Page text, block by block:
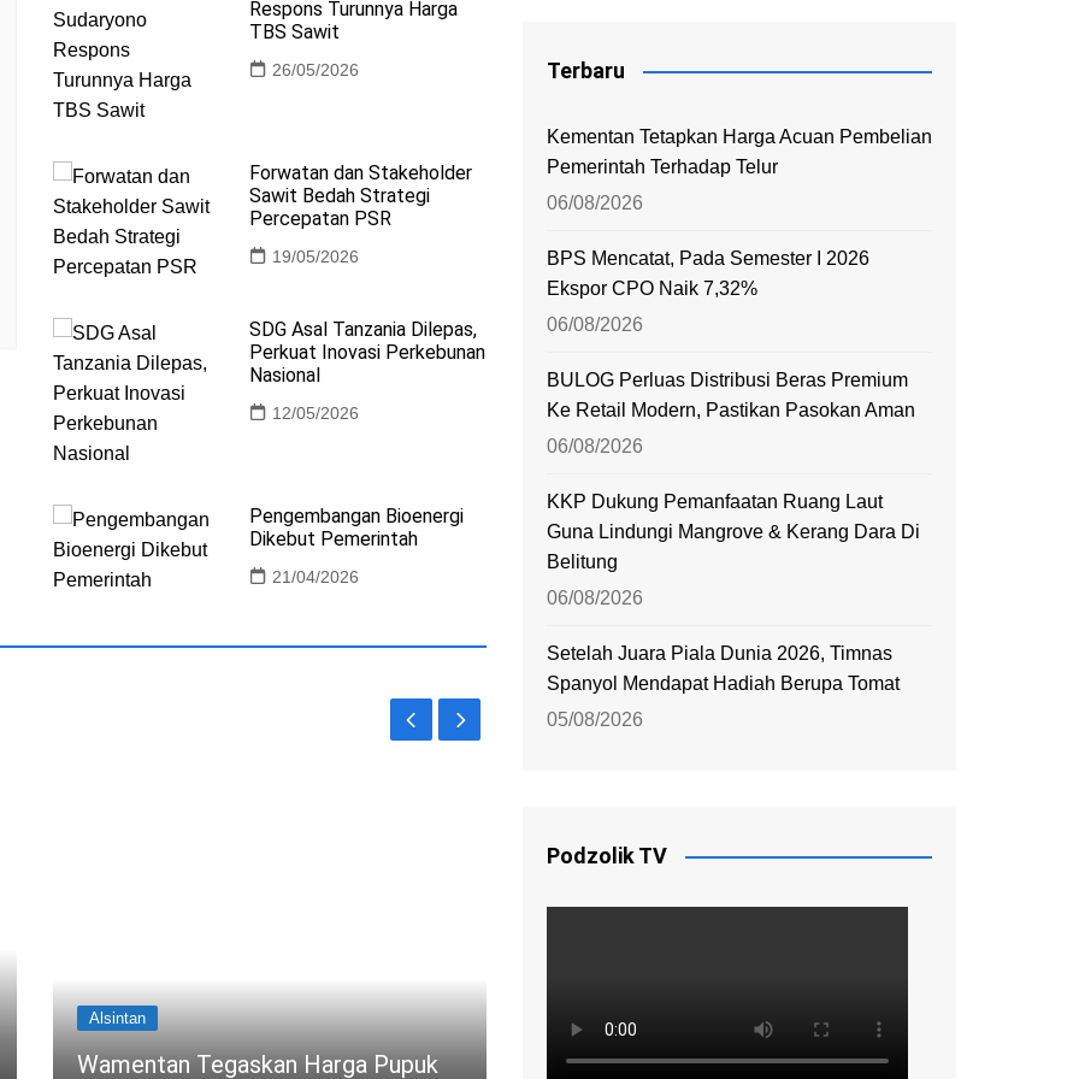
Respons Turunnya Harga
TBS Sawit
26/05/2026
Forwatan dan Stakeholder
Sawit Bedah Strategi
Percepatan PSR
19/05/2026
SDG Asal Tanzania Dilepas,
Perkuat Inovasi Perkebunan
Nasional
12/05/2026
Pengembangan Bioenergi
Dikebut Pemerintah
21/04/2026
Alsintan
Wamentan Tegaskan Harga Pupuk
Stok Pupuk Subsidi Capai 200%,
Pupuk Indonesia Siap Penuhi
Terbaru
Kementan Tetapkan Harga Acuan Pembelian
Pemerintah Terhadap Telur
06/08/2026
BPS Mencatat, Pada Semester I 2026
Ekspor CPO Naik 7,32%
06/08/2026
BULOG Perluas Distribusi Beras Premium
Ke Retail Modern, Pastikan Pasokan Aman
06/08/2026
KKP Dukung Pemanfaatan Ruang Laut
Guna Lindungi Mangrove & Kerang Dara Di
Belitung
06/08/2026
Setelah Juara Piala Dunia 2026, Timnas
Spanyol Mendapat Hadiah Berupa Tomat
05/08/2026
Podzolik TV